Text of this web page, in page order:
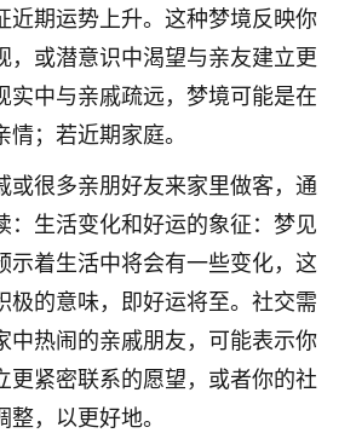
近期运势上升。这种梦境反映你
，或潜意识中渴望与亲友建立更
实中与亲戚疏远，梦境可能是在
；若近期家庭。
或很多亲朋好友来家里做客，通
：生活变化和好运的象征：梦见
示着生活中将会有一些变化，这
极的意味，即好运将至。社交需
中热闹的亲戚朋友，可能表示你
更紧密联系的愿望，或者你的社
，以更好地。
找老师看看，人有时不服命不行
：我也做餐饮的，生意不算大，但
始都是找慧来老师跟进的，选
还有开业日子，哪哪都看了，虽然
但是我家生意还可以，前几天又
了补财库，希望财运更好一点！
南 18
，大半年不上学，一说她就要死要活
子愁的不行，朋友给我推荐的慧来老